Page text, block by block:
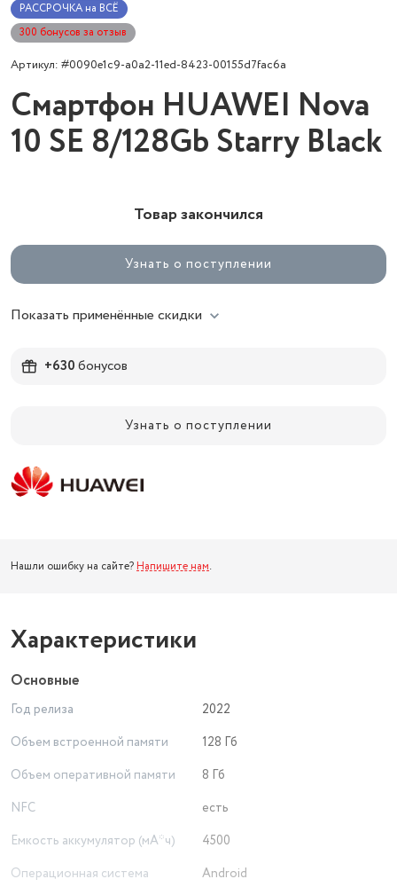
РАССРОЧКА на ВСЁ
300 бонусов за отзыв
Артикул: #0090e1c9-a0a2-11ed-8423-00155d7fac6a
Смартфон HUAWEI Nova
10 SE 8/128Gb Starry Black
Товар закончился
Узнать о поступлении
Показать применённые скидки
+630бонусов
Узнать о поступлении
Нашли ошибку на сайте? Напишите нам.
Характеристики
Основные
Год релиза
2022
Объем встроенной памяти
128 Гб
Объем оперативной памяти
8 Гб
NFC
есть
Емкость аккумулятор (мА*ч)
4500
Операционная система
Android